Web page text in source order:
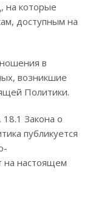
на которые
доступным на
в
возникшие
Политики.
18.1 Закона о
публикуется
на настоящем